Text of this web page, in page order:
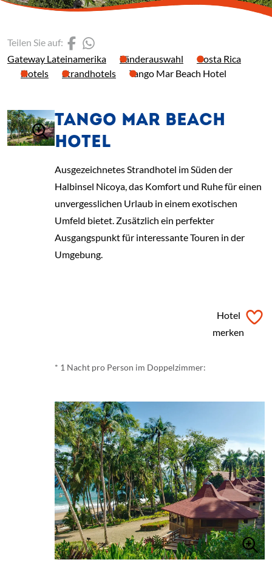
Gateway Lateinamerika Länderauswahl
Costa Rica
Hotels
Strandhotels Tango Mar Beach Hotel
Teilen Sie auf: (Link öffnet einen neuen
TANGO MAR BEACH
HOTEL
Ausgezeichnetes Strandhotel im Süden der
Halbinsel Nicoya, das Komfort und Ruhe für einen
unvergesslichen Urlaub in einem exotischen
Umfeld bietet. Zusätzlich ein perfekter
Ausgangspunkt für interessante Touren in der
Umgebung.
Hotel
merken
* 1 Nacht pro Person im Doppelzimmer: